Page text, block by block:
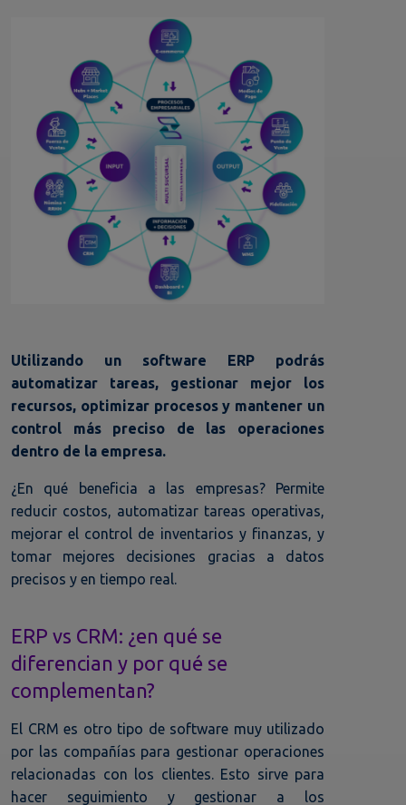
Utilizando un software ERP podrás
automatizar tareas, gestionar mejor los
recursos, optimizar procesos y mantener un
control más preciso de las operaciones
dentro de la empresa.
¿En qué beneficia a las empresas? Permite
reducir costos, automatizar tareas operativas,
mejorar el control de inventarios y finanzas, y
tomar mejores decisiones gracias a datos
precisos y en tiempo real.
ERP vs CRM: ¿en qué se
diferencian y por qué se
complementan?
El CRM es otro tipo de software muy utilizado
por las compañías para gestionar operaciones
relacionadas con los clientes. Esto sirve para
hacer seguimiento y gestionar a los